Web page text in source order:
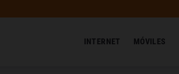
INTERNET MÓVILES